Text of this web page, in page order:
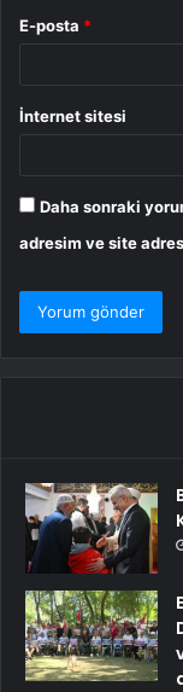
E-posta *
İnternet sitesi
Daha sonraki
adresim ve site